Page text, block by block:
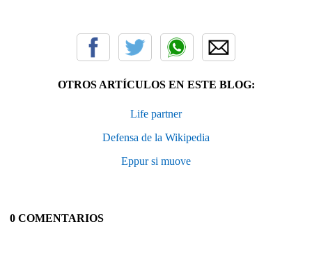
OTROS ARTÍCULOS EN ESTE BLOG:
Life partner
Defensa de la Wikipedia
Eppur si muove
0 COMENTARIOS